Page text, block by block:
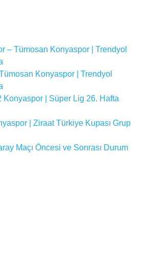
– Tümosan Konyaspor | Trendyol
Konyaspor | Trendyol
Konyaspor | Süper Lig 26. Hafta
| Ziraat Türkiye Kupası Grup
Maçı Öncesi ve Sonrası Durum